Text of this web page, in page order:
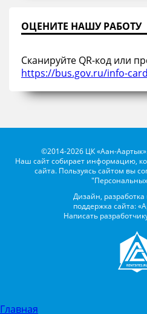
ОЦЕНИТЕ НАШУ РАБОТУ
Сканируйте QR-код или
https://bus.gov.ru/info-
©2014-2026 ЦК «Аан-
Наш сайт собирает информацию,
сайта. Пользуясь сайтом вы
Дизайн, разработка
поддержка сайта:
Написать
Главная